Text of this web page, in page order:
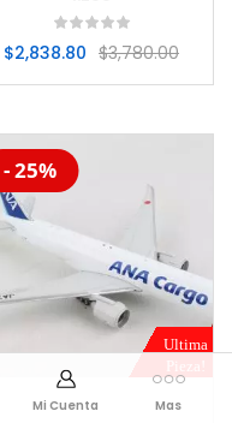
$3,780.00
$2,838.80
-20%
Ultima
- 25%
Mi Cuenta Mas